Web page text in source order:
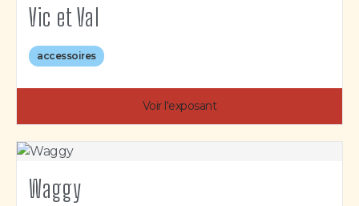
Vic et Val
accessoires
Voir l'exposant
Waggy